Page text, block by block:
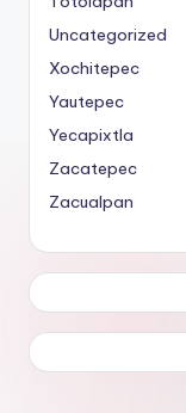
Uncategorized
Xochitepec
Yautepec
Yecapixtla
Zacatepec
Zacualpan